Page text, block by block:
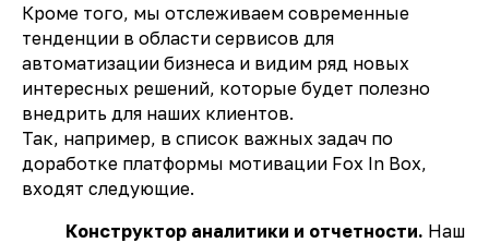
Кроме того, мы отслеживаем современные
тенденции в области сервисов для
автоматизации бизнеса и видим ряд новых
интересных решений, которые будет полезно
внедрить для наших клиентов.
Так, например, в список важных задач по
доработке платформы мотивации Fox In Box,
входят следующие.
Конструктор аналитики и отчетности. Наш